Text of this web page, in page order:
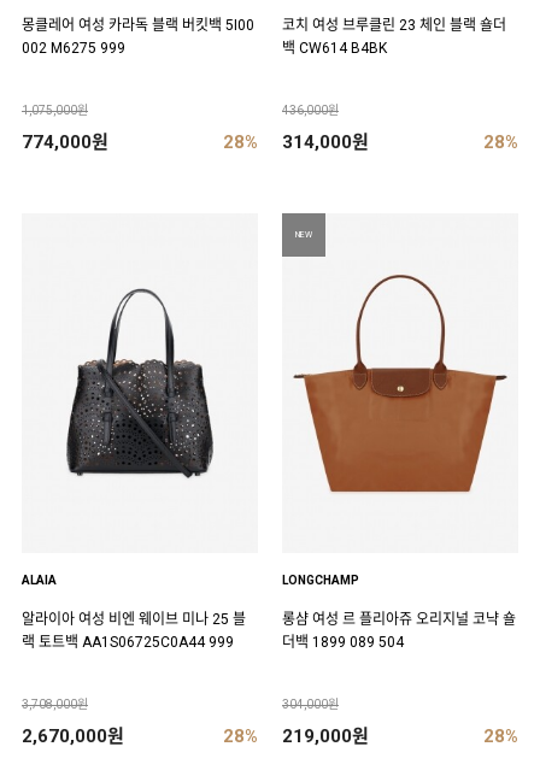
몽클레어 여성 카라독 블랙 버킷백 5I00
002 M6275 999
1,075,000원
774,000원 28%
코치 여성 브루클린 23 체인 블랙 숄더
백 CW614 B4BK
436,000원
314,000원 28%
ALAIA
알라이아 여성 비엔 웨이브 미나 25 블
랙 토트백 AA1S06725C0A44 999
3,708,000원
2,670,000원 28%
NEW
LONGCHAMP
롱샴 여성 르 플리아쥬 오리지널 코냑 숄
더백 1899 089 504
304,000원
219,000원 28%